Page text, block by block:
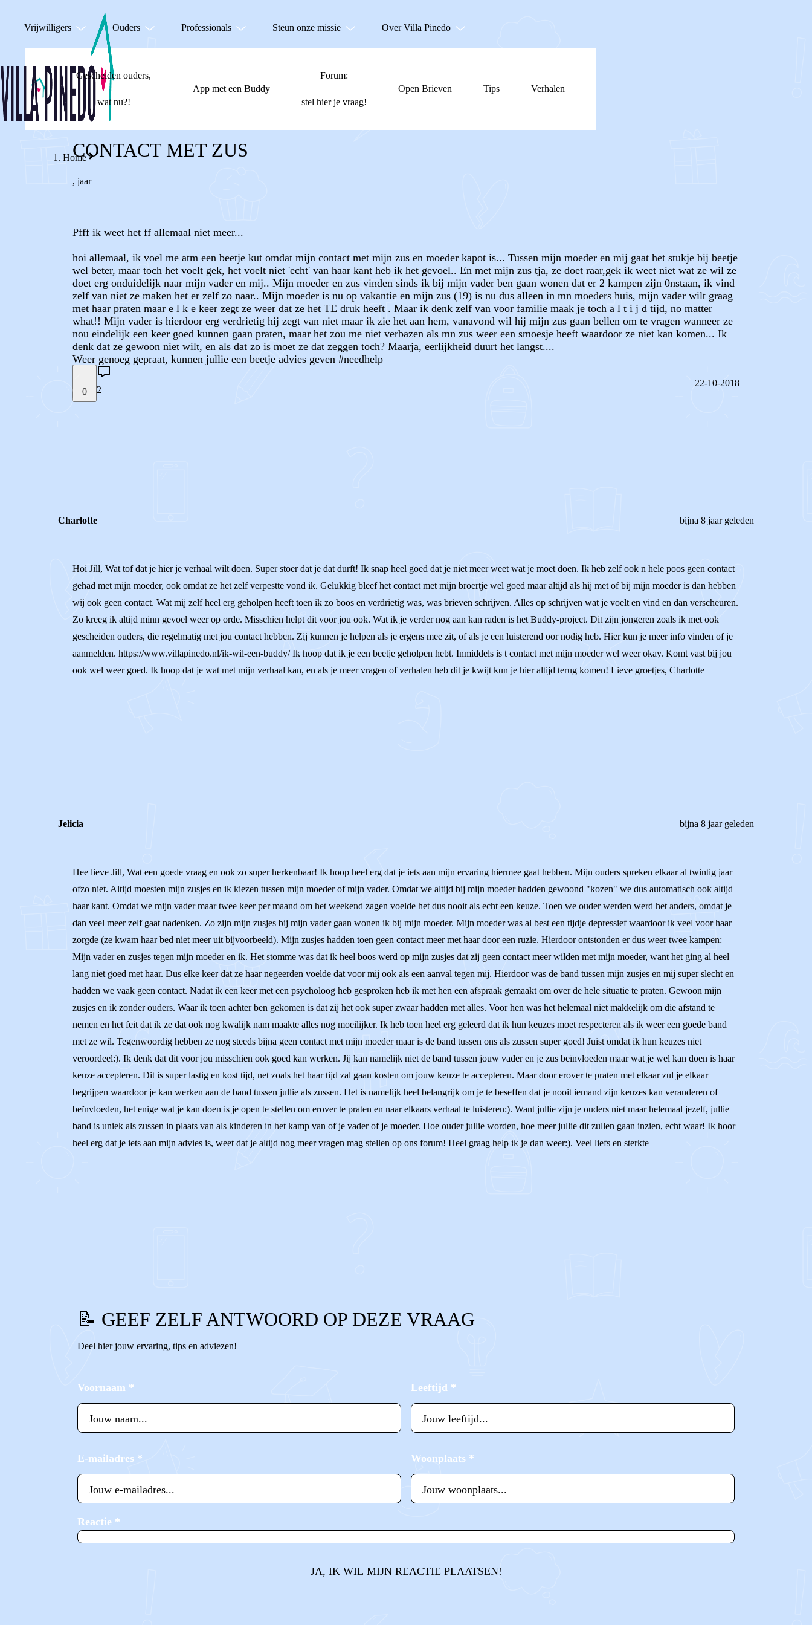
Vrijwilligers Ouders Professionals Steun onze missie Over Villa Pinedo
Gescheiden ouders,
wat nu?!
App met een Buddy
Forum:
stel hier je vraag!
Open Brieven Tips Verhalen
Home
CONTACT MET ZUS
, jaar
Pfff ik weet het ff allemaal niet meer...
hoi allemaal, ik voel me atm een beetje kut omdat mijn contact met mijn zus en moeder kapot is... Tussen mijn moeder en mij gaat het stukje bij beetje
wel beter, maar toch het voelt gek, het voelt niet 'echt' van haar kant heb ik het gevoel.. En met mijn zus tja, ze doet raar,gek ik weet niet wat ze wil ze
doet erg onduidelijk naar mijn vader en mij.. Mijn moeder en zus vinden sinds ik bij mijn vader ben gaan wonen dat er 2 kampen zijn 0nstaan, ik vind
zelf van niet ze maken het er zelf zo naar.. Mijn moeder is nu op vakantie en mijn zus (19) is nu dus alleen in mn moeders huis, mijn vader wilt graag
met haar praten maar e l k e keer zegt ze weer dat ze het TE druk heeft . Maar ik denk zelf van voor familie maak je toch a l t i j d tijd, no matter
what!! Mijn vader is hierdoor erg verdrietig hij zegt van niet maar ik zie het aan hem, vanavond wil hij mijn zus gaan bellen om te vragen wanneer ze
nou eindelijk een keer goed kunnen gaan praten, maar het zou me niet verbazen als mn zus weer een smoesje heeft waardoor ze niet kan komen... Ik
denk dat ze gewoon niet wilt, en als dat zo is moet ze dat zeggen toch? Maarja, eerlijkheid duurt het langst....
Weer genoeg gepraat, kunnen jullie een beetje advies geven #needhelp
0 2
22-10-2018
Charlotte bijna 8 jaar geleden
Hoi Jill, Wat tof dat je hier je verhaal wilt doen. Super stoer dat je dat durft! Ik snap heel goed dat je niet meer weet wat je moet doen. Ik heb zelf ook n hele poos geen contact
gehad met mijn moeder, ook omdat ze het zelf verpestte vond ik. Gelukkig bleef het contact met mijn broertje wel goed maar altijd als hij met of bij mijn moeder is dan hebben
wij ook geen contact. Wat mij zelf heel erg geholpen heeft toen ik zo boos en verdrietig was, was brieven schrijven. Alles op schrijven wat je voelt en vind en dan verscheuren.
Zo kreeg ik altijd minn gevoel weer op orde. Misschien helpt dit voor jou ook. Wat ik je verder nog aan kan raden is het Buddy-project. Dit zijn jongeren zoals ik met ook
gescheiden ouders, die regelmatig met jou contact hebben. Zij kunnen je helpen als je ergens mee zit, of als je een luisterend oor nodig heb. Hier kun je meer info vinden of je
aanmelden. https://www.villapinedo.nl/ik-wil-een-buddy/ Ik hoop dat ik je een beetje geholpen hebt. Inmiddels is t contact met mijn moeder wel weer okay. Komt vast bij jou
ook wel weer goed. Ik hoop dat je wat met mijn verhaal kan, en als je meer vragen of verhalen heb dit je kwijt kun je hier altijd terug komen! Lieve groetjes, Charlotte
Jelicia bijna 8 jaar geleden
Hee lieve Jill, Wat een goede vraag en ook zo super herkenbaar! Ik hoop heel erg dat je iets aan mijn ervaring hiermee gaat hebben. Mijn ouders spreken elkaar al twintig jaar
ofzo niet. Altijd moesten mijn zusjes en ik kiezen tussen mijn moeder of mijn vader. Omdat we altijd bij mijn moeder hadden gewoond "kozen" we dus automatisch ook altijd
haar kant. Omdat we mijn vader maar twee keer per maand om het weekend zagen voelde het dus nooit als echt een keuze. Toen we ouder werden werd het anders, omdat je
dan veel meer zelf gaat nadenken. Zo zijn mijn zusjes bij mijn vader gaan wonen ik bij mijn moeder. Mijn moeder was al best een tijdje depressief waardoor ik veel voor haar
zorgde (ze kwam haar bed niet meer uit bijvoorbeeld). Mijn zusjes hadden toen geen contact meer met haar door een ruzie. Hierdoor ontstonden er dus weer twee kampen:
Mijn vader en zusjes tegen mijn moeder en ik. Het stomme was dat ik heel boos werd op mijn zusjes dat zij geen contact meer wilden met mijn moeder, want het ging al heel
lang niet goed met haar. Dus elke keer dat ze haar negeerden voelde dat voor mij ook als een aanval tegen mij. Hierdoor was de band tussen mijn zusjes en mij super slecht en
hadden we vaak geen contact. Nadat ik een keer met een psycholoog heb gesproken heb ik met hen een afspraak gemaakt om over de hele situatie te praten. Gewoon mijn
zusjes en ik zonder ouders. Waar ik toen achter ben gekomen is dat zij het ook super zwaar hadden met alles. Voor hen was het helemaal niet makkelijk om die afstand te
nemen en het feit dat ik ze dat ook nog kwalijk nam maakte alles nog moeilijker. Ik heb toen heel erg geleerd dat ik hun keuzes moet respecteren als ik weer een goede band
met ze wil. Tegenwoordig hebben ze nog steeds bijna geen contact met mijn moeder maar is de band tussen ons als zussen super goed! Juist omdat ik hun keuzes niet
veroordeel:). Ik denk dat dit voor jou misschien ook goed kan werken. Jij kan namelijk niet de band tussen jouw vader en je zus beïnvloeden maar wat je wel kan doen is haar
keuze accepteren. Dit is super lastig en kost tijd, net zoals het haar tijd zal gaan kosten om jouw keuze te accepteren. Maar door erover te praten met elkaar zul je elkaar
begrijpen waardoor je kan werken aan de band tussen jullie als zussen. Het is namelijk heel belangrijk om je te beseffen dat je nooit iemand zijn keuzes kan veranderen of
beïnvloeden, het enige wat je kan doen is je open te stellen om erover te praten en naar elkaars verhaal te luisteren:). Want jullie zijn je ouders niet maar helemaal jezelf, jullie
band is uniek als zussen in plaats van als kinderen in het kamp van of je vader of je moeder. Hoe ouder jullie worden, hoe meer jullie dit zullen gaan inzien, echt waar! Ik hoor
heel erg dat je iets aan mijn advies is, weet dat je altijd nog meer vragen mag stellen op ons forum! Heel graag help ik je dan weer:). Veel liefs en sterkte
📝 GEEF ZELF ANTWOORD OP DEZE VRAAG
Deel hier jouw ervaring, tips en adviezen!
Voornaam * Leeftijd *
E-mailadres * Woonplaats *
Reactie *
JA, IK WIL MIJN REACTIE PLAATSEN!